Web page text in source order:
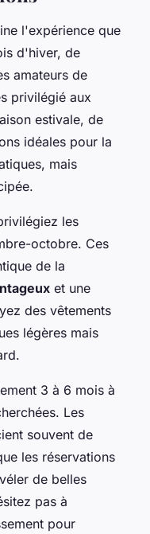
l'expérience que
d'hiver, de
amateurs de
privilégié aux
estivale, de
idéales pour la
mais
les
octobre. Ces
de la
et une
des vêtements
légères mais
3 à 6 mois à
Les
souvent de
les réservations
de belles
pas à
pour